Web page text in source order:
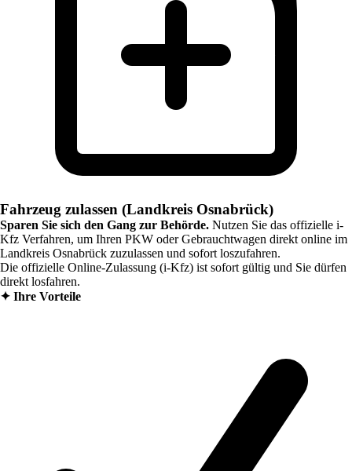
Fahrzeug zulassen (Landkreis Osnabrück)
Sparen Sie sich den Gang zur Behörde. Nutzen Sie das offizielle i-
Kfz Verfahren, um Ihren PKW oder Gebrauchtwagen direkt online im
Landkreis Osnabrück zuzulassen und sofort loszufahren.
Die offizielle Online-Zulassung (i-Kfz) ist sofort gültig und Sie dürfen
direkt losfahren.
✦ Ihre Vorteile